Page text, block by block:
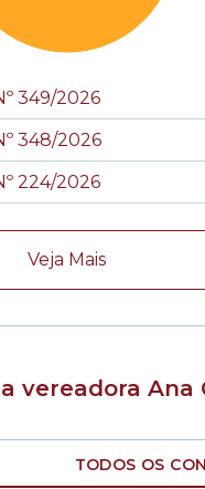
349/2026
348/2026
224/2026
Veja Mais
vereadora Ana
TODOS OS